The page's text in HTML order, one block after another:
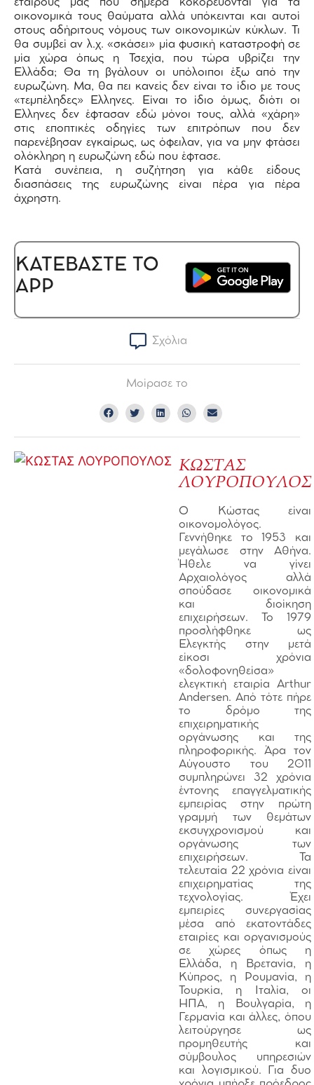
εταίρους μας που σήμερα κοκορεύονται για τα
οικονομικά τους θαύματα αλλά υπόκεινται και αυτοί
στους αδήριτους νόμους των οικονομικών κύκλων. Τι
θα συμβεί αν λ.χ. «σκάσει» μία φυσική καταστροφή σε
μία χώρα όπως η Τσεχία, που τώρα υβρίζει την
Ελλάδα; Θα τη βγάλουν οι υπόλοιποι έξω από την
ευρωζώνη. Μα, θα πει κανείς δεν είναι το ίδιο με τους
«τεμπέληδες» Eλληνες. Είναι το ίδιο όμως, διότι οι
Eλληνες δεν έφτασαν εδώ μόνοι τους, αλλά «χάρη»
στις εποπτικές οδηγίες των επιτρόπων που δεν
παρενέβησαν εγκαίρως, ως όφειλαν, για να μην φτάσει
ολόκληρη η ευρωζώνη εδώ που έφτασε.
Κατά συνέπεια, η συζήτηση για κάθε είδους
διασπάσεις της ευρωζώνης είναι πέρα για πέρα
άχρηστη.
ΚΑΤΕΒΑΣΤΕ ΤΟ
APP
Σχόλια
Μοίρασε το
ΚΩΣΤΑΣ
ΛΟΥΡΟΠΟΥΛΟΣ
Ο Κώστας είναι
οικονομολόγος.
Γεννήθηκε το 1953 και
μεγάλωσε στην Αθήνα.
Ήθελε να γίνει
Αρχαιολόγος αλλά
σπούδασε οικονομικά
και διοίκηση
επιχειρήσεων. Το 1979
προσλήφθηκε ως
Ελεγκτής στην μετά
είκοσι χρόνια
«δολοφονηθείσα»
ελεγκτική εταιρία Arthur
Andersen. Από τότε πήρε
το δρόμο της
επιχειρηματικής
οργάνωσης και της
πληροφορικής. Άρα τον
Αύγουστο του 2011
συμπληρώνει 32 χρόνια
έντονης επαγγελματικής
εμπειρίας στην πρώτη
γραμμή των θεμάτων
εκσυγχρονισμού και
οργάνωσης των
επιχειρήσεων. Τα
τελευταία 22 χρόνια είναι
επιχειρηματίας της
τεχνολογίας. Έχει
εμπειρίες συνεργασίας
μέσα από εκατοντάδες
εταιρίες και οργανισμούς
σε χώρες όπως η
Ελλάδα, η Βρετανία, η
Κύπρος, η Ρουμανία, η
Τουρκία, η Ιταλία, οι
ΗΠΑ, η Βουλγαρία, η
Γερμανία και άλλες, όπου
λειτούργησε ως
προμηθευτής και
σύμβουλος υπηρεσιών
και λογισμικού. Για δυο